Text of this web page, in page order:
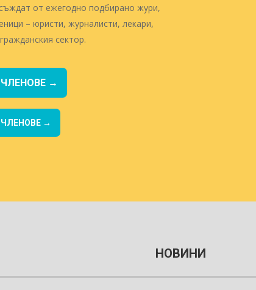
от ежегодно подбирано жури,
– юристи, журналисти, лекари,
сектор.
→
→
НОВИНИ